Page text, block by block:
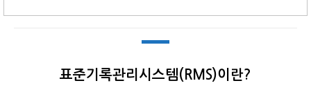
표준기록관리시스템(RMS)이란?